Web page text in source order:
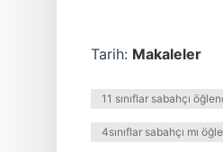
Tarih: Makaleler
11 sınıflar sabahçı
4sınıflar sabahçı mı